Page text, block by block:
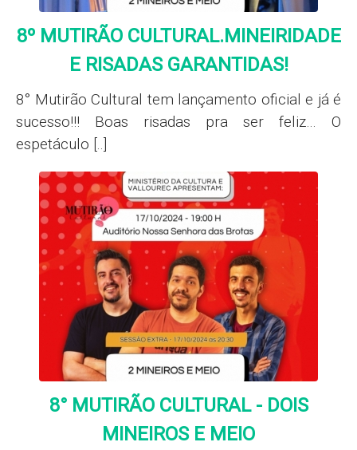
8º MUTIRÃO CULTURAL.MINEIRIDADE
E RISADAS GARANTIDAS!
8° Mutirão Cultural tem lançamento oficial e já é
sucesso!!! Boas risadas pra ser feliz… O
espetáculo [..]
8° MUTIRÃO CULTURAL - DOIS
MINEIROS E MEIO